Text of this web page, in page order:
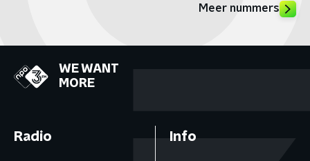
Meer nummers
WE WANT
MORE
Radio Info